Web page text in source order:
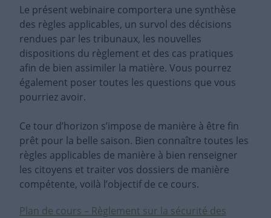
Le présent webinaire comportera une synthèse
des règles applicables, un survol des décisions
rendues par les tribunaux, les nouvelles
dispositions du règlement et des cas pratiques
afin de bien assimiler la matière. Vous pourrez
également poser toutes les questions que vous
pourriez avoir.
Ce tour d’horizon s’impose de manière à être fin
prêt pour la belle saison. Bien connaître toutes les
règles applicables de manière à bien renseigner
les citoyens et traiter vos dossiers de manière
compétente, voilà l’objectif de ce cours.
Plan de cours – Règlement sur la sécurité des